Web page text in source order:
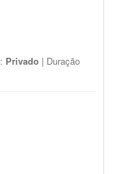
Privado | Duração